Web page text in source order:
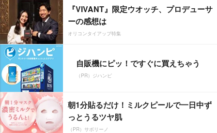
『VIVANT』限定ウオッチ、プロデューサ
ーの感想は
オリコンタイアップ特集
自販機にピッ！ですぐに買えちゃう
（PR）ジハンピ
朝1分貼るだけ！ミルクピールで一日中ず
っとうるツヤ肌
（PR）サボリーノ